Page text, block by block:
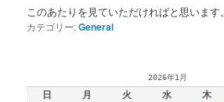
このあたりを見ていただければと思います。
カテゴリー:General
2026年1月
日 月 火 水 木